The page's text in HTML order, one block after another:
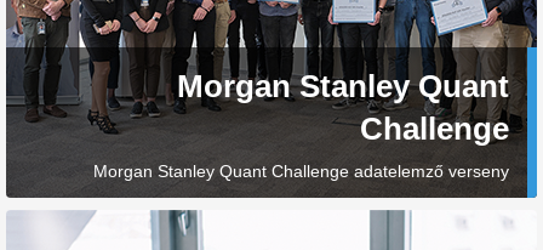
Morgan Stanley Quant
Challenge
Morgan Stanley Quant Challenge adatelemző verseny